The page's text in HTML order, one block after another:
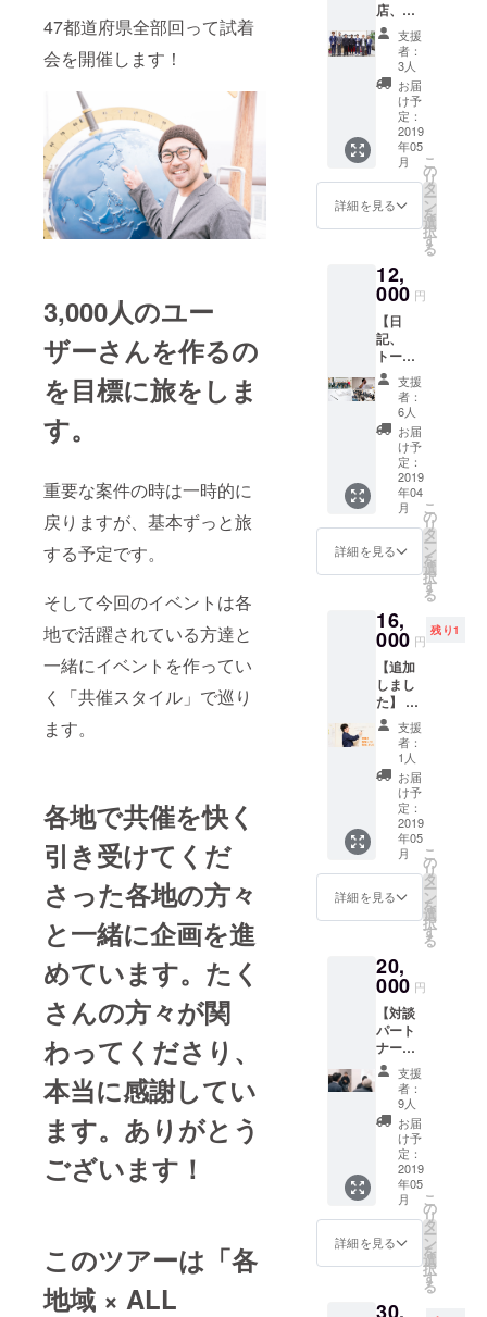
47都道府県全部回って試着
会を開催します！
3,000人のユー
ザーさんを作るの
を目標に旅をしま
す。
重要な案件の時は一時的に
戻りますが、基本ずっと旅
する予定です。
そして今回のイベントは各
地で活躍されている方達と
一緒にイベントを作ってい
く「共催スタイル」で巡り
ます。
各地で共催を快く
引き受けてくだ
さった各地の方々
と一緒に企画を進
めています。たく
さんの方々が関
わってくださり、
本当に感謝してい
ます。ありがとう
ございます！
このツアーは「各
地域 × ALL
合には
補償は
負いま
せん。
・当イ
ベント
開催期
間内に
おいて
発生し
や怪
我・病
に関し
ては、
当社に
故意・
重過失
がある
場合を
除き、
一切の
責任を
負いか
ねます
ことを
あらか
じめご
了承く
ださ
い。 ・
盗難等
ため貴
重品は
持ち歩
くなど
ご本
人・参
加者・
保護者
様の責
任に
おいて
管理さ
れます
ようお
願いし
ます。
盗難・
紛失に
ついて
の責任
は負い
ませ
ん。 ・
当イベ
ントへ
参加す
るに当
たって
の往
路・帰
路等移
動途中
の事故
に対し
ても責
任を負
いかね
ます。
の道中
す。 ・
全国行
脚中の
全会場
が対象
になり
ます。
に招待
しま
す。
です。
岡山県
にある
縫製工
場で体
験して
頂きま
す。 そ
して、
工場見
学のよ
うに製
とも出
来ま
す。 み
なさま
にお渡
しする
商品な
ので、
実際に
ミシン
を使っ
て頂く
ことは
出来ま
せん
が、箱
に詰め
つける
作業な
ど、か
んたん
な作業
をお手
伝い頂
く予定
です。
日程は
2019年
7月下旬
の土曜
日を予
定して
す。 ・
現地ま
宿泊費
はご負
担くだ
さい。
・昼食
代はこ
ちらで
負担さ
せて頂
きま
す。 ・
お手伝
い中の
写真や
映像が
で使用
される
店、団
体向け
ユニ
フォー
ム採用
のため
の商談
権】 会
社、お
店、団
体でユ
ニ
フォー
ムとし
ません
か？ 気
にせず
ガンガ
ン洗え
て、寝
る前に
洗って
翌朝に
は完璧
に乾く
ので、
ユニ
フォー
ムには
最適で
す。
パンツ
のみの
採用し
た
い！」
「刺繍
やプリ
ントで
ロゴを
入れた
い！」
「大量
に発注
したい
けどい
くらで
出来ま
あらゆ
る相談
に乗り
ます。
※商談場
所は東
京都世
田谷区
池尻の
弊社、
または
WEB
ミー
ティン
グとさ
きま
す。 ※
支援
者：
3人
お届
け予
定：
2019
年05
月
詳細を見る
こ
の
リ
タ
ー
ン
を
選
択
す
る
12,
000 円
【日
記、
トーク
配信、
タオル
のコン
プリー
トセッ
ト】
3000円
のリ
ターン
を全て
まとめ
たリ
ターン
正直、
一つず
つ支援
してい
ただい
た方が
割安で
す。 ご
支援頂
いた金
額は、
移動交
通費と
会場費
に充て
させて
頂きま
項に関
しては
個別の
リター
ンの内
容をご
確認く
ださ
い）
支援
者：
6人
お届
け予
定：
2019
年04
月
詳細を見る
こ
の
リ
タ
ー
ン
を
選
択
す
る
16,
000 円
残り1
【追加
しまし
た】 日
本全国
の繊維
関係の
町工場
さま限
定リ
ターン
オール
ユアー
ズの全
商品を
開発し
てい
表取締
役・共
同代表
のハラ
ヤスト
が、あ
なたの
会社・
工場に
訪問
し、ア
イデア
創出の
ための
ミー
ティン
グを開
どこに
支援
者：
1人
お届
け予
定：
2019
年05
月
詳細を見る
こ
の
リ
タ
ー
ン
を
選
択
す
る
20,
000 円
【対談
パート
ナー募
集】 各
地で開
催する
トーク
イベン
トで木
村と対
談して
いただ
く権利
です。
直接意
見交換
り、あ
支援
者：
9人
お届
け予
定：
2019
年05
月
詳細を見る
こ
の
リ
タ
ー
ン
を
選
択
す
る
30,